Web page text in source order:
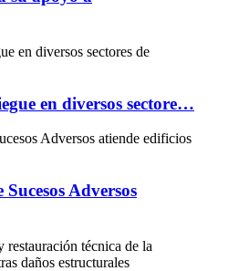
en diversos sectore…
Adversos